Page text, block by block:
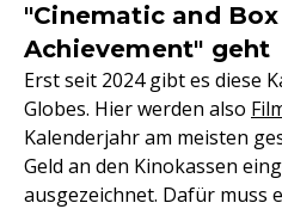
"Cinematic and
Achievement" geht
Erst seit 2024 gibt es diese
Globes. Hier werden also
Kalenderjahr am meisten
Geld an den Kinokassen
ausgezeichnet. Dafür muss